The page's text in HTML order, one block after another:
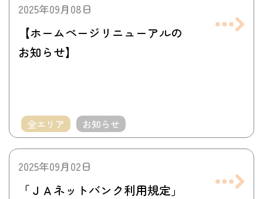
2025年09月08日
全エリア お知らせ
【ホームページリニューアルの
お知らせ】
2025年09月02日
「ＪＡネットバンク利用規定」